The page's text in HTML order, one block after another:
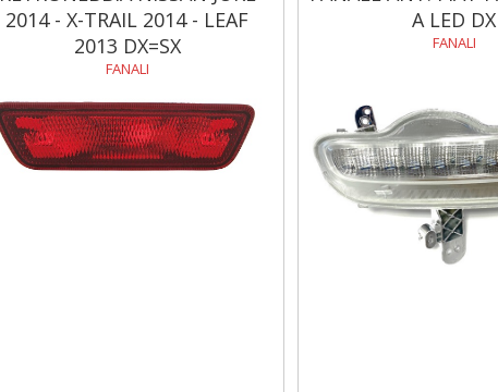
2014 - X-TRAIL 2014 - LEAF
2013 DX=SX
FANALI
A LED DX
FANALI